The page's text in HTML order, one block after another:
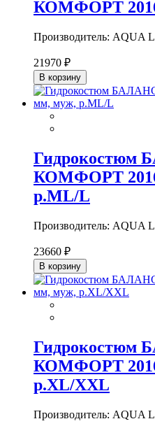
КОМФОРТ
Производитель: AQUA
21970 ₽
В корзину
Гидрокостюм
КОМФОРТ
р.ML/L
Производитель: AQUA
23660 ₽
В корзину
Гидрокостюм
КОМФОРТ
р.XL/XXL
Производитель: AQUA